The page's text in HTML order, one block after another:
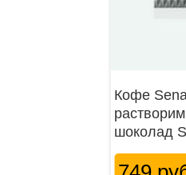
Кофе
шоколад